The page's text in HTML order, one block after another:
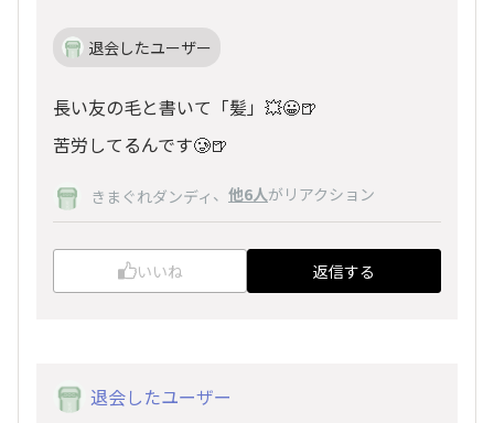
退会したユーザー
長い友の毛と書いて「髪」💥😀🍺
苦労してるんです🥲🍺
きまぐれダンディ 、 他6人がリアクション
いいね 返信する
退会したユーザー